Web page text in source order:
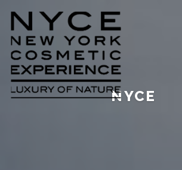
NYCE